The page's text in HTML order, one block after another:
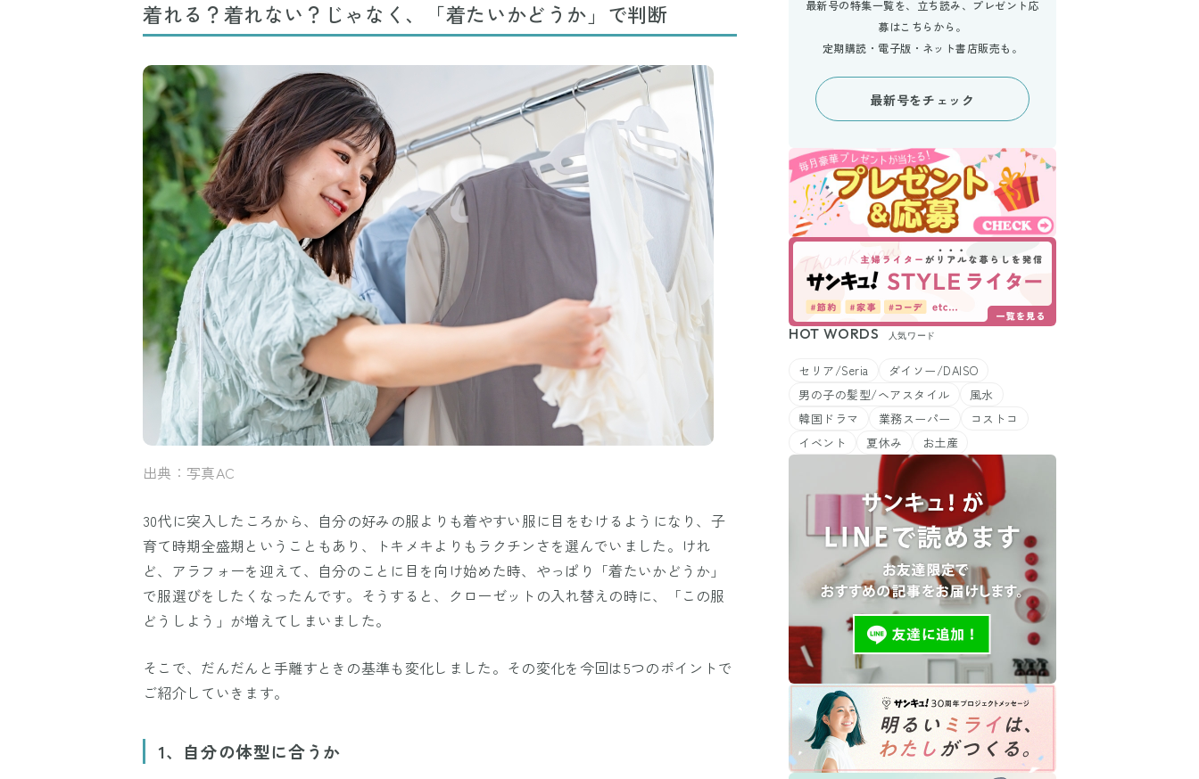
Mute
着れる？着れない？じゃなく、「着たいかどうか」で判断
出典：写真AC
30代に突入したころから、自分の好みの服よりも着やすい服に目をむけるようになり、子
育て時期全盛期ということもあり、トキメキよりもラクチンさを選んでいました。けれ
ど、アラフォーを迎えて、自分のことに目を向け始めた時、やっぱり「着たいかどうか」
で服選びをしたくなったんです。そうすると、クローゼットの入れ替えの時に、「この服
どうしよう」が増えてしまいました。
そこで、だんだんと手離すときの基準も変化しました。その変化を今回は5つのポイントで
ご紹介していきます。
1、自分の体型に合うか
最新号の特集一覧を、立ち読み、プレゼント応
募はこちらから。
定期購読・電子版・ネット書店販売も。
最新号をチェック
HOT WORDS 人気ワード
セリア/Seria
ダイソー/DAISO
男の子の髪型/ヘアスタイル
風水
韓国ドラマ
業務スーパー
コストコ
イベント
夏休み お土産